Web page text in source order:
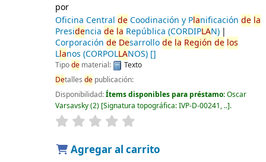
por
Oficina Central deCoodinación y Planificación de la
Presidencia de la República (CORDIPLAN)
Corporación de Desarrollode la Región de los
Llanos (CORPOLLANOS)[]
Tipodematerial:
Texto
Detalles depublicación:
Disponibilidad:Ítems disponibles para préstamo:Oscar
Varsavsky(2) Signatura topográfica:IVP-D-00241, .. .
Agregar al carrito